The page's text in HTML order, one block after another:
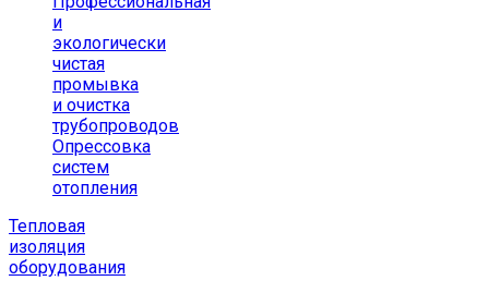
и
экологически
чистая
промывка
и очистка
трубопроводов
Опрессовка
систем
отопления
Тепловая
изоляция
оборудования